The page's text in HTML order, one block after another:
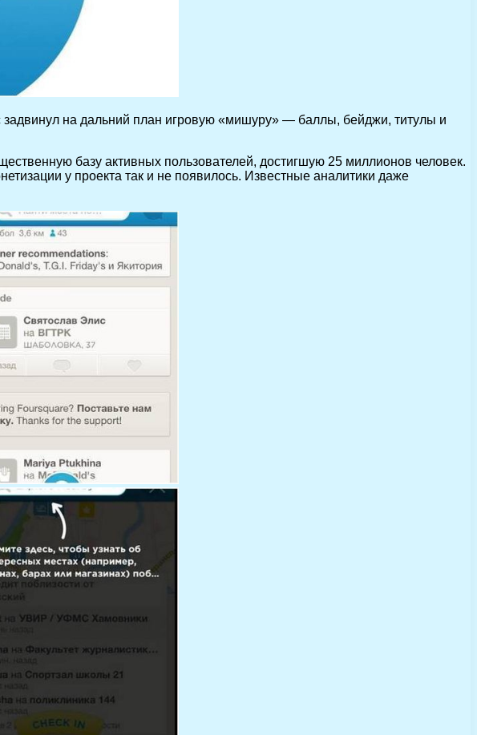
на дальний план игровую «мишуру» — баллы, бейджи, титулы и
базу активных пользователей, достигшую 25 миллионов человек.
у проекта так и не появилось. Известные аналитики даже